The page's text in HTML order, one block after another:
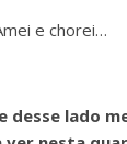
e chorei…
desse lado